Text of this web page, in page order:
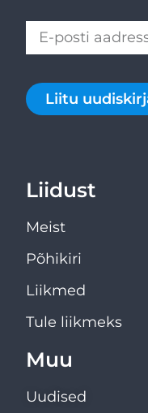
Liitu
Liidust
Meist
Põhikiri
Liikmed
Tule liikmeks
Muu
Uudised